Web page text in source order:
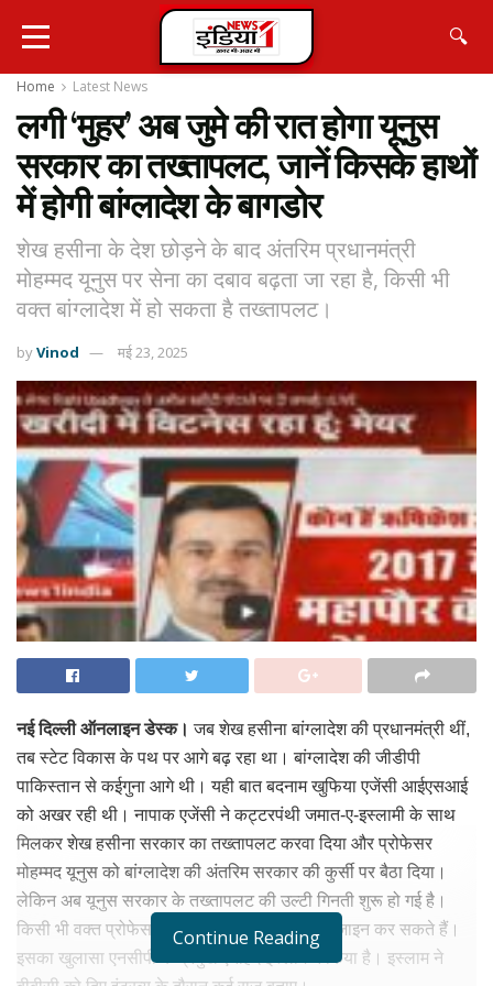
🔍
Home Latest News
लगी ‘मुहर’ अब जुमे की रात होगा यूनुस
सरकार का तख्तापलट, जानें किसके हाथों
में होगी बांग्लादेश के बागडोर
शेख हसीना के देश छोड़ने के बाद अंतरिम प्रधानमंत्री
मोहम्मद यूनुस पर सेना का दबाव बढ़ता जा रहा है, किसी भी
वक्त बांग्लादेश में हो सकता है तख्तापलट।
byVinod मई 23, 2025
नई दिल्ली ऑनलाइन डेस्क। जब शेख हसीना बांग्लादेश की प्रधानमंत्री थीं,
तब स्टेट विकास के पथ पर आगे बढ़ रहा था। बांग्लादेश की जीडीपी
पाकिस्तान से कईगुना आगे थी। यही बात बदनाम खुफिया एजेंसी आईएसआई
को अखर रही थी। नापाक एजेंसी ने कट्टरपंथी जमात-ए-इस्लामी के साथ
मिलकर शेख हसीना सरकार का तख्तापलट करवा दिया और प्रोफेसर
मोहम्मद यूनुस को बांग्लादेश की अंतरिम सरकार की कुर्सी पर बैठा दिया।
लेकिन अब यूनुस सरकार के तख्तापलट की उल्टी गिनती शुरू हो गई है।
किसी भी वक्त प्रोफेसर मोहम्मद यूनुस अपने पद से रिजाइन कर सकते हैं।
इसका खुलासा एनसीपी के प्रमुख एनहिद इस्लाम ने किया है। इस्लाम ने
Continue Reading